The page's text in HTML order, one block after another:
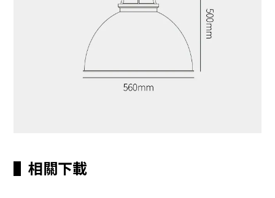
▌相關下載